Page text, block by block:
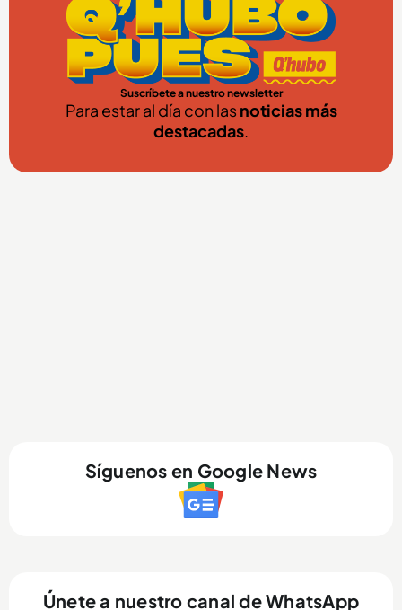
Suscríbete a nuestro newsletter
Para estar al día con lasnoticias más
destacadas.
Síguenos en Google News
Únete a nuestro canal de WhatsApp